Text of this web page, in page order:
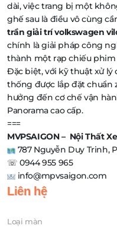
dài, việc trang bị một
ghế sau là điều vô cùng
trần giải trí volkswagen
chính là giải pháp công
thành một rạp chiếu
Đặc biệt, với kỹ thuật xử lý
thống được lắp đặt chuẩn
hưởng đến cơ chế vận
Panorama cao cấp.
===
MVPSAIGON – Nội Thất
787 Nguyễn Duy Trinh,
☏ 0944 955 965
info@mpvsaigon.com
Liên hệ
Loại màn